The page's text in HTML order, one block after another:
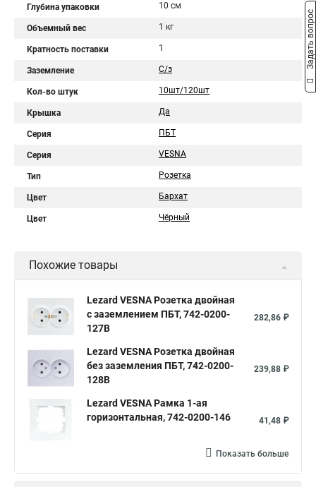
Глубина упаковки 10 см
Объемный вес 1 кг
Кратность поставки 1
Заземление С/з
Кол-во штук 10шт/120шт
Крышка Да
Серия ПБТ
Серия VESNA
Тип Розетка
Цвет Бархат
Цвет Чёрный
Похожие товары
Lezard VESNA Розетка двойная
с заземлением ПБТ, 742-0200-
127B
282,86 ₽
Lezard VESNA Розетка двойная
без заземления ПБТ, 742-0200-
128B
239,88 ₽
Lezard VESNA Рамка 1-ая
горизонтальная, 742-0200-146
41,48 ₽
Показать больше
Задать вопрос